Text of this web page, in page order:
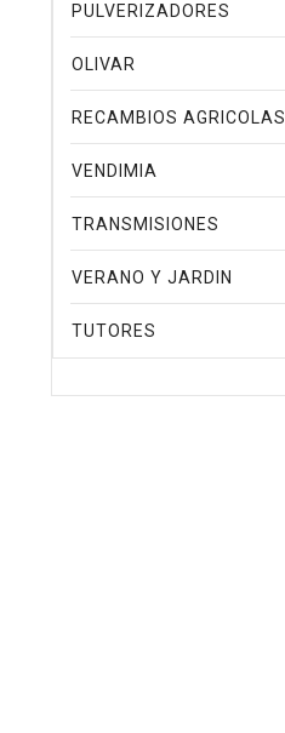
PULVERIZADORES
OLIVAR
RECAMBIOS AGRICOLAS
VENDIMIA
TRANSMISIONES
VERANO Y JARDIN
TUTORES